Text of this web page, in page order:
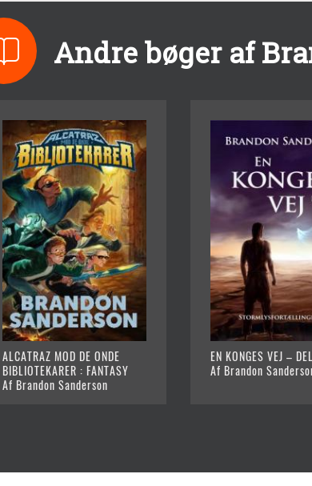
Andre bøger af
ALCATRAZ MOD DE ONDE
BIBLIOTEKARER : FANTASY
Af Brandon Sanderson
EN KONGES VEJ –
Af Brandon